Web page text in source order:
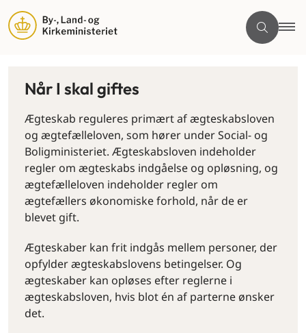
Når I skal giftes
Ægteskab reguleres primært af ægteskabsloven
og ægtefælleloven, som hører under Social- og
Boligministeriet. Ægteskabsloven indeholder
regler om ægteskabs indgåelse og opløsning, og
ægtefælleloven indeholder regler om
ægtefællers økonomiske forhold, når de er
blevet gift.
Ægteskaber kan frit indgås mellem personer, der
opfylder ægteskabslovens betingelser. Og
ægteskaber kan opløses efter reglerne i
ægteskabsloven, hvis blot én af parterne ønsker
det.